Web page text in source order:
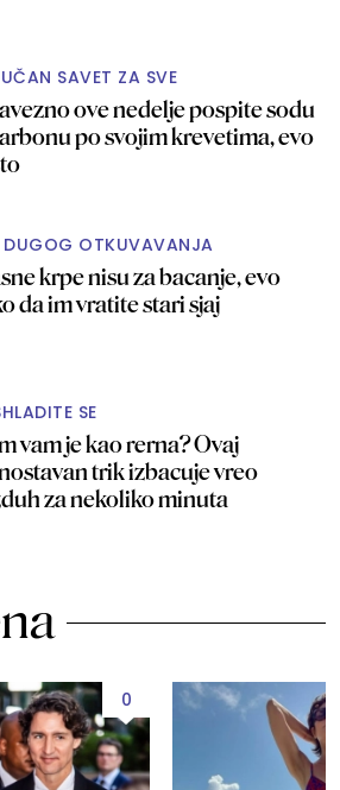
SAVET ZA SVE
ove nedelje pospite sodu
po svojim krevetima, evo
DUGOG OTKUVAVANJA
krpe nisu za bacanje, evo
da im vratite stari sjaj
SE
vam je kao rerna? Ovaj
trik izbacuje vreo
za nekoliko minuta
0